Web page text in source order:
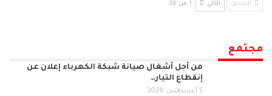
السابق التالي 1 من 26
مجتمع
من أجل أشغال صيانة شبكة الكهرباء إعلان عن
إنقطاع التيار…
5 أغسطس, 2026